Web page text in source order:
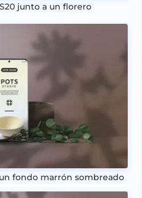
junto a un florero
fondo marrón sombreado